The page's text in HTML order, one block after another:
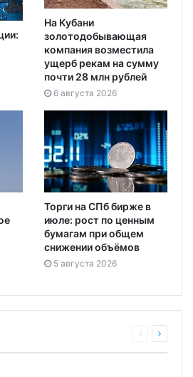
На Кубани
золотодобывающая
компания возместила
ущерб рекам на сумму
почти 28 млн рублей
6 августа 2026
Торги на СПб бирже в
июле: рост по ценным
бумагам при общем
снижении объёмов
5 августа 2026